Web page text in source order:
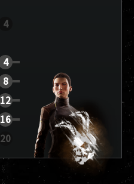
4
4
8
12
16
20
レポートを表示